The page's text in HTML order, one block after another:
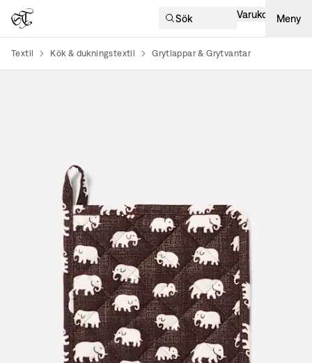
Sök Varukorg Meny
Textil Kök & dukningstextil Grytlappar & Grytvantar